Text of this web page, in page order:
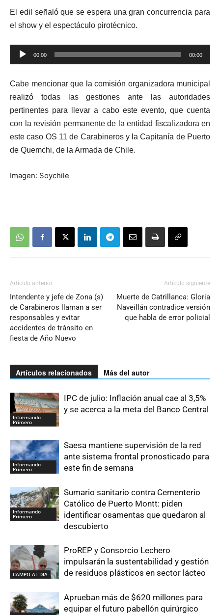
El edil señaló que se espera una gran concurrencia para
el show y el espectáculo pirotécnico.
Reproductor
de
00:00 00:00
Cabe mencionar que la comisión organizadora municipal
realizó todas las gestiones ante las autoridades
pertinentes para llevar a cabo este evento, que cuenta
con la revisión permanente de la entidad fiscalizadora en
este caso OS 11 de Carabineros y la Capitanía de Puerto
de Quemchi, de la Armada de Chile.
Imagen: Soychile
Artículo anterior
Intendente y jefe de Zona (s)
de Carabineros llaman a ser
responsables y evitar
accidentes de tránsito en
fiesta de Año Nuevo
Artículo siguiente
Muerte de Catrillanca: Gloria
Naveillán contradice versión
que habla de error policial
Artículos relacionados Más del autor
Informando
Primero
IPC de julio: Inflación anual cae al 3,5%
y se acerca a la meta del Banco Central
Informando
Primero
Saesa mantiene supervisión de la red
ante sistema frontal pronosticado para
este fin de semana
Informando
Primero
Sumario sanitario contra Cementerio
Católico de Puerto Montt: piden
identificar osamentas que quedaron al
descubierto
CAMPO AL DIA
ProREP y Consorcio Lechero
impulsarán la sustentabilidad y gestión
de residuos plásticos en sector lácteo
Aprueban más de $620 millones para
equipar el futuro pabellón quirúrgico